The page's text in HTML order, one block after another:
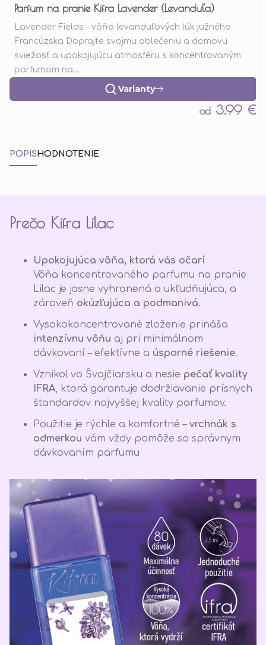
Parfum na pranie Kifra Lavender (Levanduľa)
od 3,99 €
Varianty
Lavender Fields – vôňa levanduľových lúk južného
Francúzska Doprajte svojmu oblečeniu a domovu
sviežosť a upokojujúcu atmosféru s koncentrovaným
parfumom na...
POPIS HODNOTENIE
Prečo Kifra Lilac
Upokojujúca vôňa, ktorá vás očarí
Vôňa koncentrovaného parfumu na pranie
Lilac je jasne vyhranená a ukľudňujúca, a
zároveň okúzľujúca a podmanivá.
Vysokokoncentrované zloženie prináša
intenzívnu vôňu aj pri minimálnom
dávkovaní – efektívne a úsporné riešenie.
Vznikol vo Švajčiarsku a nesie pečať kvality
IFRA , ktorá garantuje dodržiavanie prísnych
štandardov najvyššej kvality parfumov.
Použitie je rýchle a komfortné – vrchnák s
odmerkou vám vždy pomôže so správnym
dávkovaním parfumu